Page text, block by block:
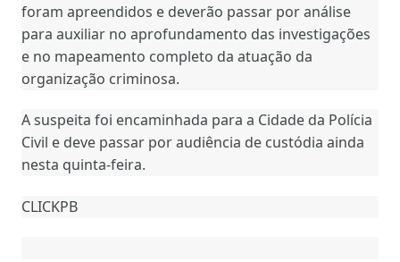
foram apreendidos e deverão passar por análise
para auxiliar no aprofundamento das investigações
e no mapeamento completo da atuação da
organização criminosa.
A suspeita foi encaminhada para a Cidade da Polícia
Civil e deve passar por audiência de custódia ainda
nesta quinta-feira.
CLICKPB